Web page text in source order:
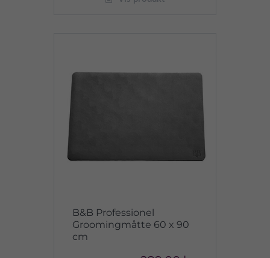
B&B Professionel
Groomingmåtte 60 x 90
cm